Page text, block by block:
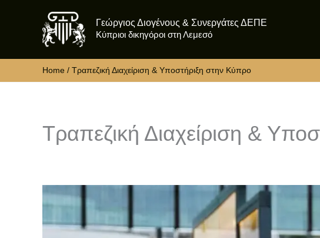
Γεώργιος Διογένους & Συνεργάτες ΔΕΠΕ
Κύπριοι δικηγόροι στη Λεμεσό
Home Τραπεζική Διαχείριση & Υποστήριξη στην Κύπρο
Τραπεζική Διαχείριση &